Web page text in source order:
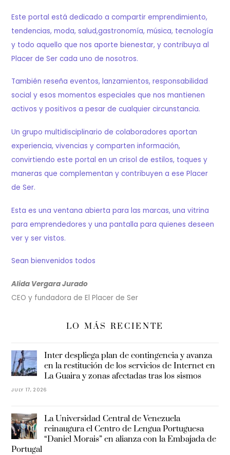
Este portal está dedicado a compartir emprendimiento,
tendencias, moda, salud,gastronomía, música, tecnología
y todo aquello que nos aporte bienestar, y contribuya al
Placer de Ser cada uno de nosotros.
También reseña eventos, lanzamientos, responsabilidad
social y esos momentos especiales que nos mantienen
activos y positivos a pesar de cualquier circunstancia.
Un grupo multidisciplinario de colaboradores aportan
experiencia, vivencias y comparten información,
convirtiendo este portal en un crisol de estilos, toques y
maneras que complementan y contribuyen a ese Placer
de Ser.
Esta es una ventana abierta para las marcas, una vitrina
para emprendedores y una pantalla para quienes deseen
ver y ser vistos.
Sean bienvenidos todos
Alida Vergara Jurado
CEO y fundadora de El Placer de Ser
LO MÁS RECIENTE
Inter despliega plan de contingencia y avanza
en la restitución de los servicios de Internet en
La Guaira y zonas afectadas tras los sismos
JULY 17, 2026
La Universidad Central de Venezuela
reinaugura el Centro de Lengua Portuguesa
“Daniel Morais” en alianza con la Embajada de
Portugal